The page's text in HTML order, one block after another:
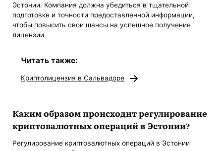
Эстонии. Компания должна убедиться в тщательной
подготовке и точности предоставленной информации,
чтобы повысить свои шансы на успешное получение
лицензии.
Читать также:
Криптолицензия в Сальвадоре
Каким образом происходитрегулирование
криптовалютных операций в Эстонии?
Регулирование криптовалютных операций в Эстонии